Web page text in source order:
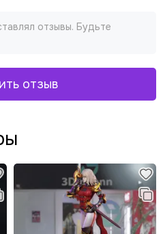
отзывы. Будьте
отзыв